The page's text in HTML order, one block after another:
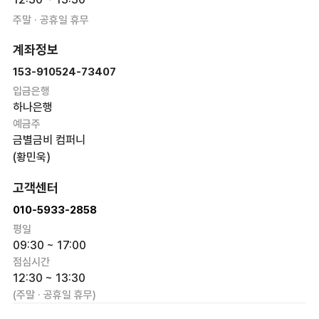
주말 · 공휴일 휴무
계좌정보
153-910524-73407
입금은행
하나은행
예금주
금별금비 컴퍼니
(황민욱)
고객센터
010-5933-2858
평일
09:30 ~ 17:00
점심시간
12:30 ~ 13:30
(주말 · 공휴일 휴무)